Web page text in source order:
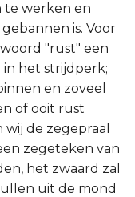
te werken en
is. Voor
"rust" een
het strijdperk;
en zoveel
of ooit rust
de zegepraal
zegeteken van
het zwaard zal
uit de mond